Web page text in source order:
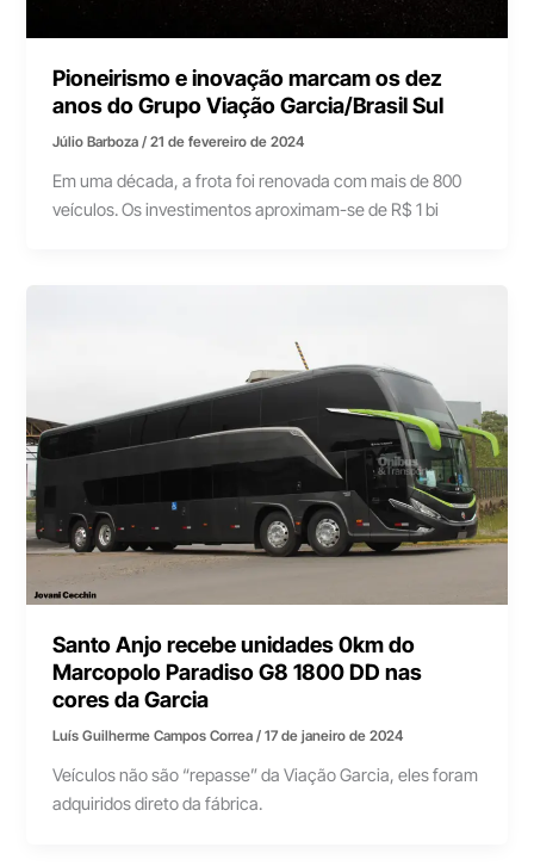
Pioneirismo e inovação marcam os dez
anos do Grupo Viação Garcia/Brasil Sul
Júlio Barboza/21 de fevereiro de 2024
Em uma década, a frota foi renovada com mais de 800
veículos. Os investimentos aproximam-se de R$ 1 bi
Santo Anjo recebe unidades 0km do
Marcopolo Paradiso G8 1800 DD nas
cores da Garcia
Luís Guilherme Campos Correa/17 de janeiro de 2024
Veículos não são “repasse” da Viação Garcia, eles foram
adquiridos direto da fábrica.